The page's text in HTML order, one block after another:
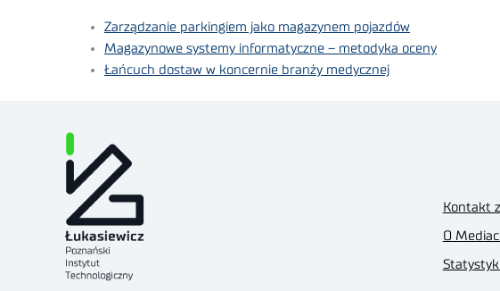
Zarządzanie parkingiem jako magazynem pojazdów
Magazynowe systemy informatyczne – metodyka oceny
Łańcuch dostaw w koncernie branży medycznej
Kontakt
O